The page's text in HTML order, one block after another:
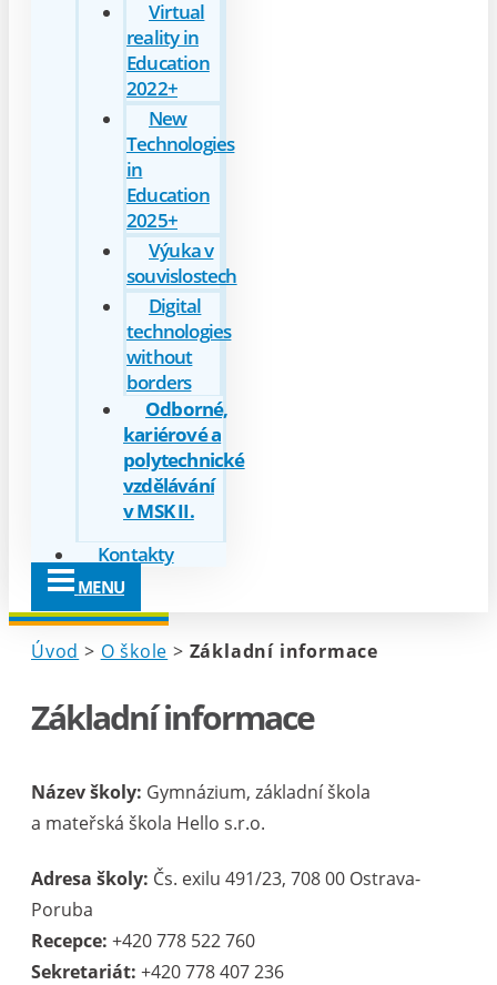
Virtual
reality in
Education
2022+
New
Technologies
in
Education
2025+
Výuka v
souvislostech
Digital
technologies
without
borders
Odborné,
kariérové a
polytechnické
vzdělávání
v MSK II.
Kontakty
MENU
Úvod > O škole > Základní informace
Základní informace
Název školy: Gymnázium, základní škola
a mateřská škola Hello s.r.o.
Adresa školy: Čs. exilu 491/23, 708 00 Ostrava-
Poruba
Recepce: +420 778 522 760
Sekretariát: +420 778 407 236